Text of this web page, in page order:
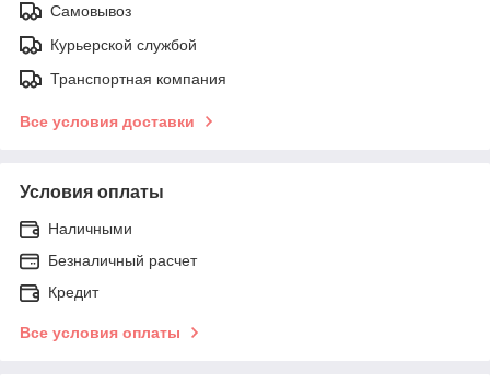
Самовывоз
Курьерской службой
Транспортная компания
Все условия доставки
Условия оплаты
Наличными
Безналичный расчет
Кредит
Все условия оплаты